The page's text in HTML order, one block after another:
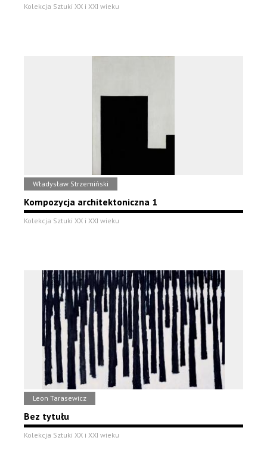
Kolekcja Sztuki XX i XXI wieku
Władysław Strzemiński
Kompozycja architektoniczna 1
Kolekcja Sztuki XX i XXI wieku
Leon Tarasewicz
Bez tytułu
Kolekcja Sztuki XX i XXI wieku